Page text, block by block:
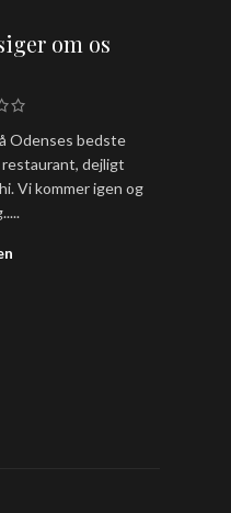
om os
Odenses bedste
dejligt
Vi kommer igen og